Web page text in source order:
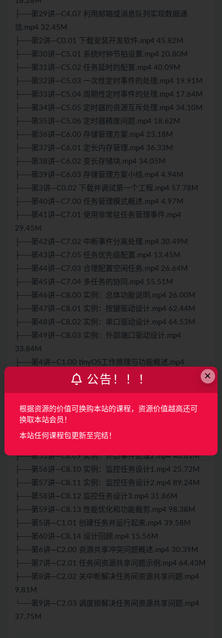
├──第29讲—C4.07 利用邮箱或消息队列实现数据通
信.mp4 32.45M
├──第2讲—C0.01 下载安装开发软件.mp4 45.82M
├──第30讲—C5.01 系统时钟节拍设置.mp4 20.80M
├──第31讲—C5.02 任务延时的配置.mp4 40.09M
├──第32讲—C5.03 一次性定时事件的处理.mp4 19.91M
├──第33讲—C5.04 周期性定时事件的处理.mp4 17.64M
├──第34讲—C5.05 定时器的资源互斥处理.mp4 34.10M
├──第35讲—C5.06 定时器精度问题.mp4 18.62M
├──第36讲—C6.00 存储管理方案.mp4 23.18M
├──第37讲—C6.01 定长内存管理.mp4 36.33M
├──第38讲—C6.02 变长存储块.mp4 34.05M
├──第39讲—C6.03 存储管理方案小结.mp4 4.94M
├──第3讲—C0.02 下载并调试第一个工程.mp4 57.78M
├──第40讲—C7.00 任务管理模式概述.mp4 4.97M
├──第41讲—C7.01 使用非常驻任务管理事件.mp4
29.45M
├──第42讲—C7.02 中断事件分离处理.mp4 30.49M
├──第43讲—C7.05 任务优先级配置.mp4 13.45M
├──第44讲—C7.03 合理配置空闲任务.mp4 26.64M
├──第45讲—C7.04 多任务的协同.mp4 55.51M
├──第46讲—C8.00 实例：总体功能说明.mp4 26.00M
├──第47讲—C8.01 实例：按键驱动设计.mp4 62.44M
├──第48讲—C8.02 实例：串口驱动设计.mp4 64.53M
├──第49讲—C8.03 实例：外部端口驱动设计.mp4
33.84M
├──第4讲—C1.00 tinyOS工作原理与功能概述.mp4
├──第52讲—C8.06 实例：命令解释器设计2.mp4 32.15M
├──第55讲—C8.09 实例：外部事件处理2.mp4 40.61M
├──第56讲—C8.10 实例：监控任务设计1.mp4 25.72M
├──第57讲—C8.11 实例：监控任务设计2.mp4 89.24M
├──第58讲—C8.12 监控任务设计3.mp4 31.86M
├──第59讲—C8.13 性能优化和功能裁剪.mp4 98.38M
├──第5讲—C1.01 创建任务并运行起来.mp4 39.58M
├──第60讲—C8.14 设计回顾.mp4 15.56M
├──第6讲—C2.00 资源共享冲突问题概述.mp4 30.39M
├──第7讲—C2.01 任务间资源共享问题示例.mp4 64.43M
├──第8讲—C2.02 关中断解决任务间资源共享问题.mp4
9.81M
└──第9讲—C2.03 调度锁解决任务间资源共享问题.mp4
37.75M
×
公告！！！
根据资源的价值可换购本站的课程，资源价值越高还可
换取本站会员！
本站任何课程包更新至完结！